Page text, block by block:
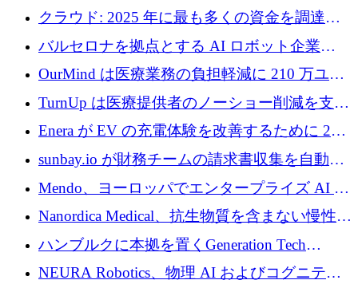
ハイテク資金調達は5月に105億ユーロに回復
クラウド: 2025 年に最も多くの資金を調達し
た 10 社
バルセロナを拠点とする AI ロボット企業
Theker が 8,500 万ドルを調達
OurMind は医療業務の負担軽減に 210 万ユー
ロを寄付
TurnUp は医療提供者のノーショー削減を支援
するために 200 万ユーロを調達
Enera が EV の充電体験を改善するために 200
万ドルを調達
sunbay.io が財務チームの請求書収集を自動化
するために 55 万ユーロを調達
Mendo、ヨーロッパでエンタープライズ AI 導
入を拡大するために 1,200 万ユーロを確保
Nanordica Medical、抗生物質を含まない慢性創
傷治療薬を市場に投入するために 160 万ユー
ロを調達
ハンブルクに本拠を置くGeneration Tech
Partnersが5,000万ユーロのAIロールアップファ
NEURA Robotics、物理 AI およびコグニティ